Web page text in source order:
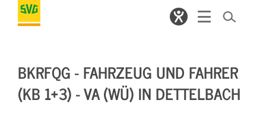
BKRFQG - FAHRZEUG UND FAHRER
(KB 1+3) - VA (WÜ) IN DETTELBACH